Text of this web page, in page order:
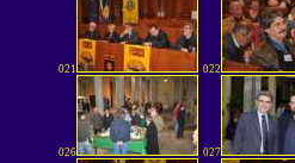
021 022
026 027